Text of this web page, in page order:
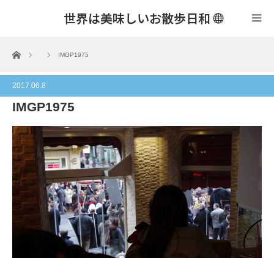
世界は美味しいお散歩日和
ホーム IMGP1975
2017.06.8
IMGP1975